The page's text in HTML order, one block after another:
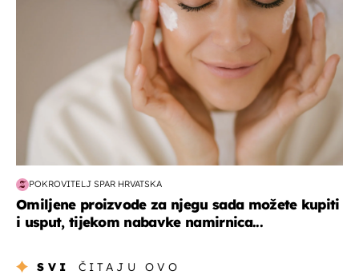
POKROVITELJ SPAR HRVATSKA
Omiljene proizvode za njegu sada možete kupiti
i usput, tijekom nabavke namirnica...
SVI ČITAJU OVO